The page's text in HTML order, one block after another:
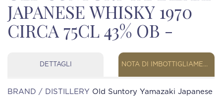
JAPANESE WHISKY 1970
CIRCA 75CL 43% OB -
DETTAGLI NOTA DI IMBOTTIGLIAMENTO
BRAND / DISTILLERY Old Suntory Yamazaki Japanese